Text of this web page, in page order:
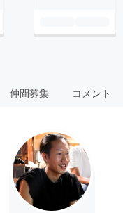
仲間募集 コメント